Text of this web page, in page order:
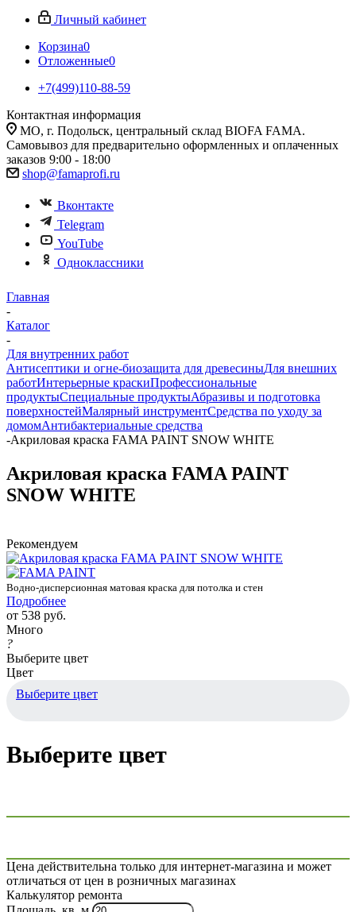
Личный кабинет
Корзина0
Отложенные0
+7(499)110-88-59
Контактная информация
МО, г. Подольск, центральный склад BIOFA FAMA.
Самовывоз для предварительно оформленных и оплаченных
заказов 9:00 - 18:00
shop@famaprofi.ru
Вконтакте
Telegram
YouTube
Одноклассники
Главная
-
Каталог
-
Для внутренних работ
Антисептики и огне-биозащита для древесиныДля внешних
работИнтерьерные краскиПрофессиональные
продуктыСпециальные продуктыАбразивы и подготовка
поверхностейМалярный инструментСредства по уходу за
домомАнтибактериальные средства
-Акриловая краска FAMA PAINT SNOW WHITE
Акриловая краска FAMA PAINT
SNOW WHITE
Рекомендуем
Водно-дисперсионная матовая краска для потолка и стен
Подробнее
от 538 руб.
Много
?
Выберите цвет
Цвет
Выберите цвет
Выберите цвет
Цена действительна только для интернет-магазина и может
отличаться от цен в розничных магазинах
Калькулятор ремонта